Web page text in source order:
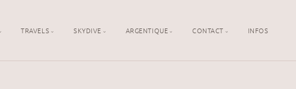
TRAVELS SKYDIVE ARGENTIQUE CONTACT INFOS